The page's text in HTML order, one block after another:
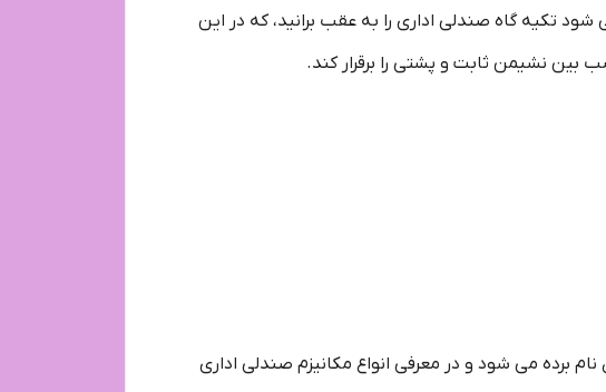
تکیه گاه صندلی اداری را به عقب برانید، که در این
نشیمن ثابت و پشتی را برقرار کند.
نام برده می شود و در معرفی انواع مکانیزم صندلی اداری